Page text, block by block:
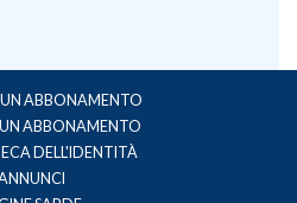
ABBONAMENTO
ABBONAMENTO
DELL'IDENTITÀ